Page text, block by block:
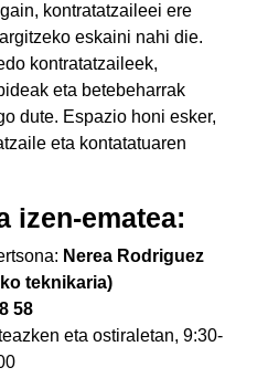
kontratatzaileei ere
eskaini nahi die.
kontratatzaileek,
eta betebeharrak
dute. Espazio honi esker,
eta kontatatuaren
izen-ematea:
Nerea Rodriguez
teknikaria)
58
eta ostiraletan, 9:30-